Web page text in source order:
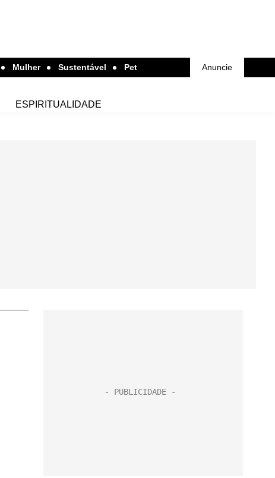
Mulher Sustentável Pet Anuncie
ESPIRITUALIDADE